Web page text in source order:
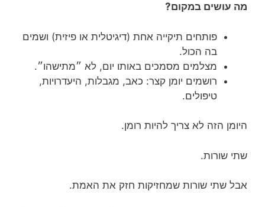
מה עושים במקום?
פותחים תיקייה אחת (דיגיטלית או פיזית) ושמים
בה הכול.
מצלמים מסמכים באותו יום, לא ״מתישהו״.
רושמים יומן קצר: כאב, מגבלות, היעדרויות,
טיפולים.
היומן הזה לא צריך להיות רומן.
שתי שורות.
אבל שתי שורות שמחזיקות חזק את האמת.